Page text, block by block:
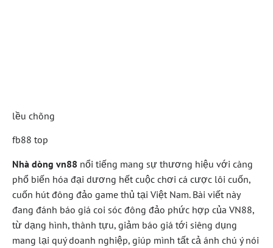
lều chõng
fb88 top
Nhà dòng vn88 nổi tiếng mang sự thương hiệu với càng
phổ biến hóa đại dương hết cuộc chơi cá cược lôi cuốn,
cuốn hút đông đảo game thủ tại Việt Nam. Bài viết này
đang đánh báo giá coi sóc đông đảo phức hợp của VN88,
từ dạng hình, thành tựu, giảm báo giá tới siêng dụng
mang lại quý doanh nghiệp, giúp mình tất cả ánh chú ý nói